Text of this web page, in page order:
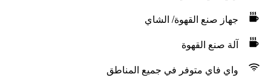
جهاز صنع القهوة/ الشاي
آلة صنع القهوة
واي فاي متوفر في جميع المناطق